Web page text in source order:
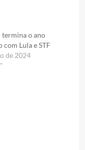
termina o ano
com Lula e STF
de 2024